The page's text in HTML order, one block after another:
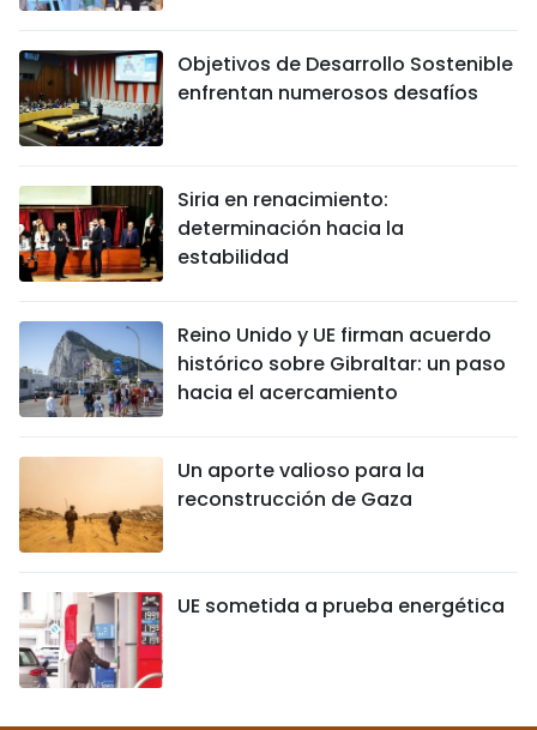
Objetivos de Desarrollo Sostenible
enfrentan numerosos desafíos
Siria en renacimiento:
determinación hacia la
estabilidad
Reino Unido y UE firman acuerdo
histórico sobre Gibraltar: un paso
hacia el acercamiento
Un aporte valioso para la
reconstrucción de Gaza
UE sometida a prueba energética